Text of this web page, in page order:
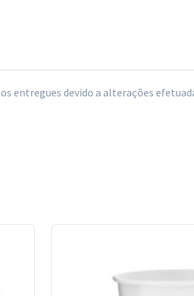
entregues devido a alterações